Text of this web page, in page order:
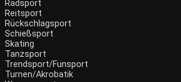
Radsport
Reitsport
Rückschlagsport
Schießsport
Skating
Tanzsport
Trendsport/Funsport
Turnen/Akrobatik